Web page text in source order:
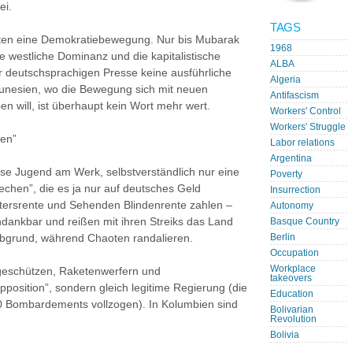
eine Demokratiebewegung. Nur bis Mubarak
westliche Dominanz und die kapitalistische
Presse keine ausführliche
wo die Bewegung sich mit neuen
will, ist überhaupt kein Wort mehr wert.
Jugend am Werk, selbstverständlich nur eine
die es ja nur auf deutsches Geld
und Sehenden Blindenrente zahlen –
und reißen mit ihren Streiks das Land
während Chaoten randalieren.
Raketenwerfern und
sondern gleich legitime Regierung (die
Bombardements vollzogen). In Kolumbien sind
TAGS
1968
ALBA
Algeria
Antifascism
Workers' Control
Workers' Struggle
Labor relations
Argentina
Poverty
Insurrection
Autonomy
Basque Country
Berlin
Occupation
Workplace
takeovers
Education
Bolivarian
Revolution
Bolivia